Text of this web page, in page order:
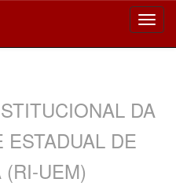
DA
ESTADUAL DE
(RI-UEM)